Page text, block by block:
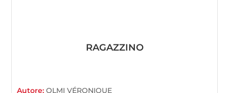
RAGAZZINO
Autore:OLMI VÉRONIQUE